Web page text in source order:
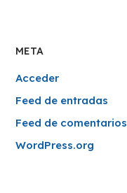
META
Acceder
Feed de entradas
Feed de comentarios
WordPress.org